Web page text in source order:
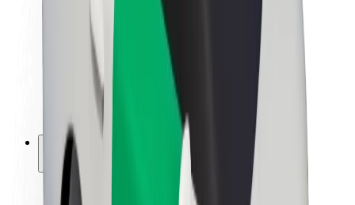
Vztahy s investory
Vedení
Značka
Městský fond
Bezpečnost
Bezpečnost cestujících